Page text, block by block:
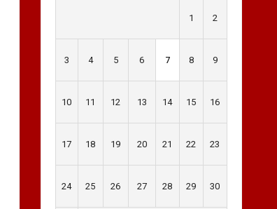
1 2
3 4 5 6 7 8 9
10 11 12 13 14 15 16
17 18 19 20 21 22 23
24 25 26 27 28 29 30